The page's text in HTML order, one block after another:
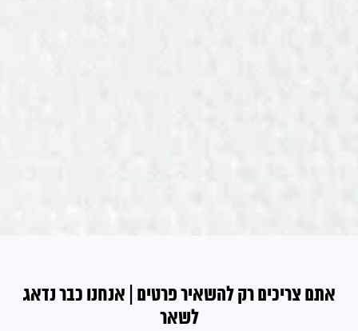
אתם צריכים רק להשאיר פרטים | אנחנו כבר נדאג
לשאר